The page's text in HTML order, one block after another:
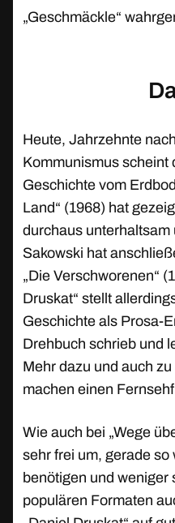
„Geschmäckle“
Heute, Jahrzehnte
Kommunismus scheint
Geschichte vom
Land“ (1968) hat
durchaus unterhaltsam
Sakowski hat
„Die Verschworenen“
Druskat“ stellt
Geschichte als Prosa-
Drehbuch schrieb und
Mehr dazu und auch
machen einen
Wie auch bei „Wege
sehr frei um, gerade
benötigen und weniger
populären Formaten